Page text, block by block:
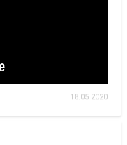
18.05.2020